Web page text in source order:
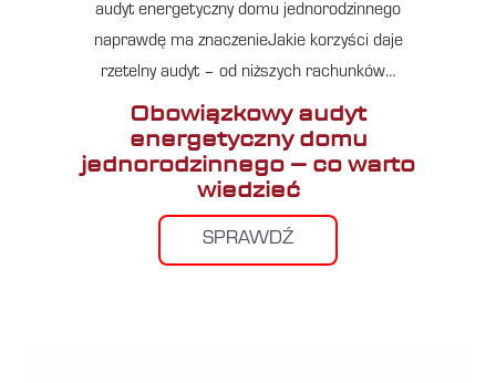
audyt energetyczny domu jednorodzinnego
naprawdę ma znaczenieJakie korzyści daje
rzetelny audyt – od niższych rachunków…
Obowiązkowy audyt
energetyczny domu
jednorodzinnego – co warto
wiedzieć
SPRAWDŹ